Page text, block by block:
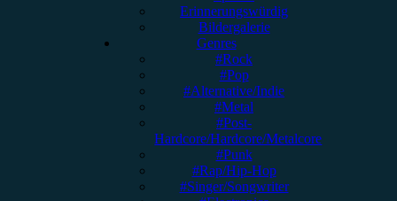
Erinnerungswürdig
Bildergalerie
Genres
#Rock
#Pop
#Alternative/Indie
#Metal
#Post-
Hardcore/Hardcore/Metalcore
#Punk
#Rap/Hip-Hop
#Singer/Songwriter